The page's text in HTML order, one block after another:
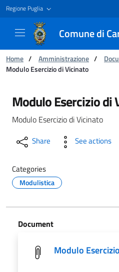
Regione Puglia
Comune di
You are:
Home / Amministrazione /
Modulo Esercizio di Vicinato
Modulo Esercizio di
Modulo Esercizio di
Modulo Esercizio di Vicinato
Share See actions
Categories
Modulistica
Document
Modulo